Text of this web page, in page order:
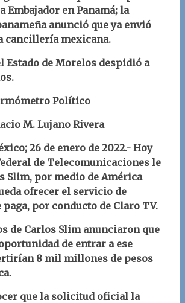
Embajador en Panamá; la
anunció que ya envió
cancillería mexicana.
Estado de Morelos despidió a
Político
M. Lujano Rivera
26 de enero de 2022.- Hoy
de Telecomunicaciones le
Slim, por medio de América
ofrecer el servicio de
por conducto de Claro TV.
de Carlos Slim anunciaron que
de entrar a ese
8 mil millones de pesos
que la solicitud oficial la